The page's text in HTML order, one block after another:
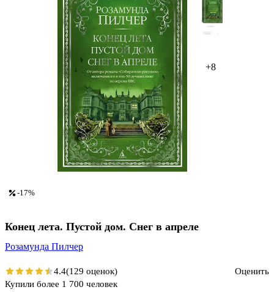
+8
-17%
Конец лета. Пустой дом. Снег в апреле
Розамунда Пилчер
4.4(129 оценок)
Оценить
Купили более 1 700 человек